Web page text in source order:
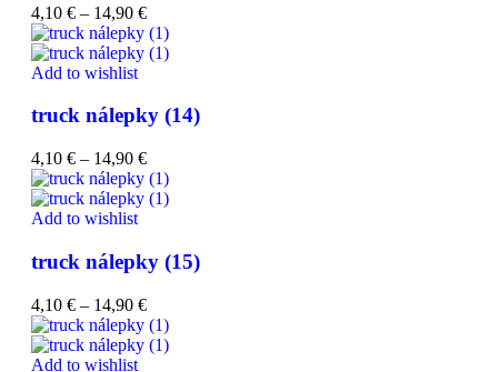
4,10 € – 14,90 €
Add to wishlist
truck nálepky (14)
4,10 € – 14,90 €
Add to wishlist
truck nálepky (15)
4,10 € – 14,90 €
Add to wishlist